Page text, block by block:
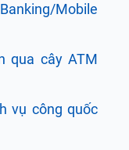
Mobile
qua cây ATM
vụ công quốc